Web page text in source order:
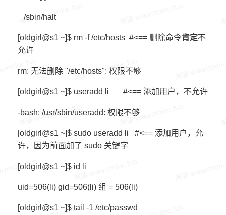
/sbin/halt
[oldgirl@s1 ~]$ rm -f /etc/hosts #<== 删除命令肯定不
允许
rm: 无法删除 "/etc/hosts": 权限不够
[oldgirl@s1 ~]$ useradd li #<== 添加用户，不允许
-bash: /usr/sbin/useradd: 权限不够
[oldgirl@s1 ~]$ sudo useradd li #<== 添加用户，允
许，因为前面加了 sudo 关键字
[oldgirl@s1 ~]$ id li
uid=506(li) gid=506(li) 组 = 506(li)
[oldgirl@s1 ~]$ tail -1 /etc/passwd